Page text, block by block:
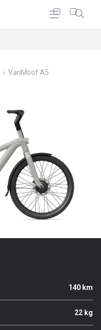
VanMoof A5
140 km
22 kg